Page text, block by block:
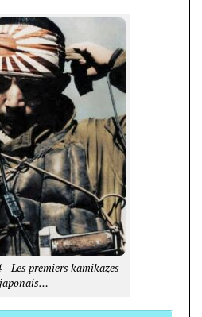
Les premiers kamikazes
japonais…